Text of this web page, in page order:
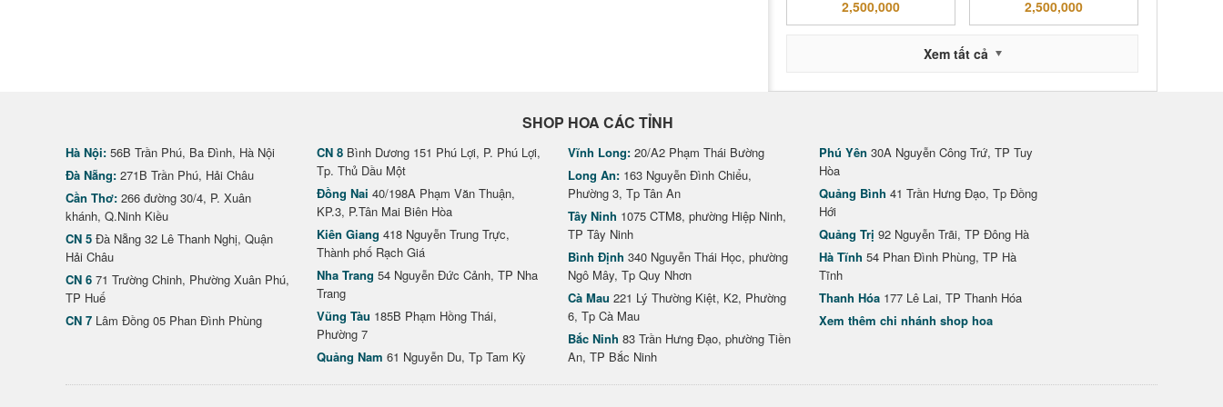
2,500,000 2,500,000
Xem tất cả
SHOP HOA CÁC TỈNH
Hà Nội: 56B Trần Phú, Ba Đình, Hà Nội
Đà Nẵng: 271B Trần Phú, Hải Châu
Cần Thơ: 266 đường 30/4, P. Xuân
khánh, Q.Ninh Kiều
CN 5 Đà Nẵng 32 Lê Thanh Nghị, Quận
Hải Châu
CN 6 71 Trường Chinh, Phường Xuân Phú,
TP Huế
CN 7 Lâm Đồng 05 Phan Đình Phùng
CN 8 Bình Dương 151 Phú Lợi, P. Phú Lợi,
Tp. Thủ Dầu Một
Đồng Nai 40/198A Phạm Văn Thuận,
KP.3, P.Tân Mai Biên Hòa
Kiên Giang 418 Nguyễn Trung Trực,
Thành phố Rạch Giá
Nha Trang 54 Nguyễn Đức Cảnh, TP Nha
Trang
Vũng Tàu 185B Phạm Hồng Thái,
Phường 7
Quảng Nam 61 Nguyễn Du, Tp Tam Kỳ
Vĩnh Long: 20/A2 Phạm Thái Bường
Long An: 163 Nguyễn Đình Chiểu,
Phường 3, Tp Tân An
Tây Ninh 1075 CTM8, phường Hiệp Ninh,
TP Tây Ninh
Bình Định 340 Nguyễn Thái Học, phường
Ngô Mây, Tp Quy Nhơn
Cà Mau 221 Lý Thường Kiệt, K2, Phường
6, Tp Cà Mau
Bắc Ninh 83 Trần Hưng Đạo, phường Tiền
An, TP Bắc Ninh
Phú Yên 30A Nguyễn Công Trứ, TP Tuy
Hòa
Quảng Bình 41 Trần Hưng Đạo, Tp Đồng
Hới
Quảng Trị 92 Nguyễn Trãi, TP Đông Hà
Hà Tĩnh 54 Phan Đình Phùng, TP Hà
Tĩnh
Thanh Hóa 177 Lê Lai, TP Thanh Hóa
Xem thêm chi nhánh shop hoa